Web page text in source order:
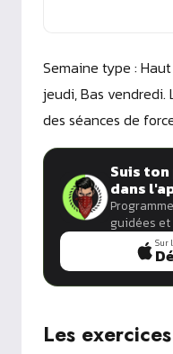
Semaine type :
jeudi, Bas vendredi.
des séances de
Suis
dans
guidées
Sur
Les